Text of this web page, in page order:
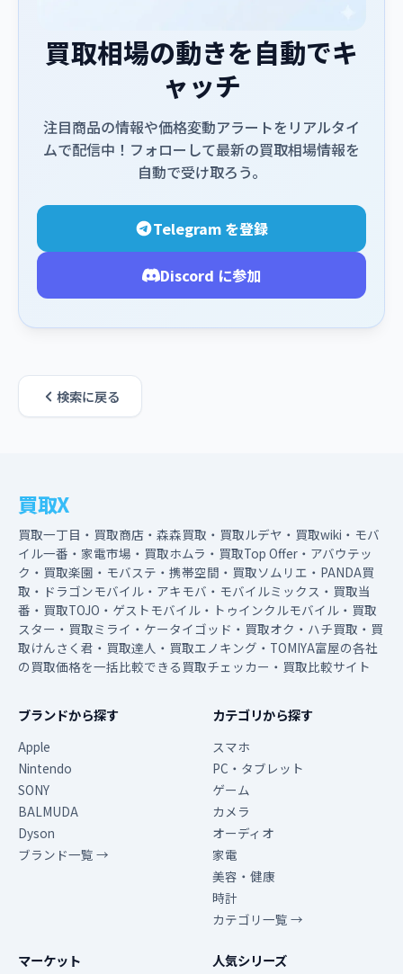
買取相場の動きを自動でキ
ャッチ
注目商品の情報や価格変動アラートをリアルタイ
ムで配信中！フォローして最新の買取相場情報を
自動で受け取ろう。
Telegram を登録
Discord に参加
検索に戻る
買取X
買取一丁目・買取商店・森森買取・買取ルデヤ・買取wiki・モバ
イル一番・家電市場・買取ホムラ・買取Top Offer・アバウテッ
ク・買取楽園・モバステ・携帯空間・買取ソムリエ・PANDA買
取・ドラゴンモバイル・アキモバ・モバイルミックス・買取当
番・買取TOJO・ゲストモバイル・トゥインクルモバイル・買取
スター・買取ミライ・ケータイゴッド・買取オク・ハチ買取・買
取けんさく君・買取達人・買取エノキング・TOMIYA富屋の各社
の買取価格を一括比較できる買取チェッカー・買取比較サイト
ブランドから探す
Apple
Nintendo
SONY
BALMUDA
Dyson
ブランド一覧 →
カテゴリから探す
スマホ
PC・タブレット
ゲーム
カメラ
オーディオ
家電
美容・健康
時計
カテゴリ一覧 →
マーケット 人気シリーズ